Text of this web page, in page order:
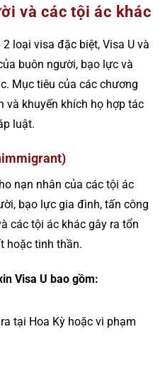
và các tội ác khác
loại visa đặc biệt, Visa U và
buôn người, bạo lực và
Mục tiêu của các chương
và khuyến khích họ hợp tác
luật.
nạn nhân của các tội ác
bạo lực gia đình, tấn công
các tội ác khác gây ra tổn
hoặc tinh thần.
Visa U bao gồm:
tại Hoa Kỳ hoặc vi phạm